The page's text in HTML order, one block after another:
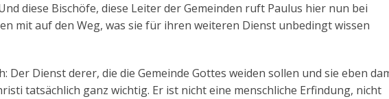
diese Bischöfe, diese Leiter der Gemeinden ruft Paulus hier nun bei
mit auf den Weg, was sie für ihren weiteren Dienst unbedingt wissen
Der Dienst derer, die die Gemeinde Gottes weiden sollen und sie eben
tatsächlich ganz wichtig. Er ist nicht eine menschliche Erfindung, nicht